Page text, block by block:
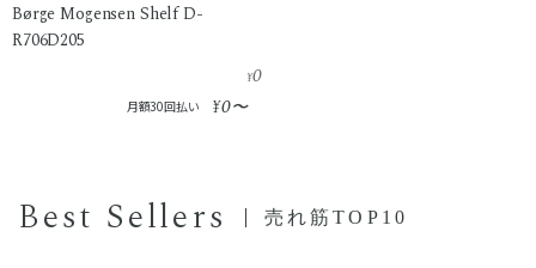
Børge Mogensen Shelf D-
R706D205
¥0
月額30回払い ¥0〜
Best Sellers 売れ筋TOP10